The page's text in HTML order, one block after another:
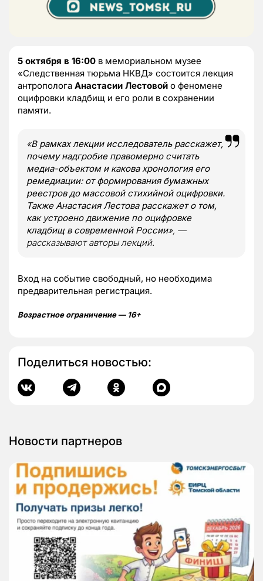
5 октября в 16:00 в мемориальном музее
«Следственная тюрьма НКВД» состоится лекция
антрополога Анастасии Лестовой о феномене
оцифровки кладбищ и его роли в сохранении
памяти.
«В рамках лекции исследователь расскажет,
почему надгробие правомерно считать
медиа-объектом и какова хронология его
ремедиации: от формирования бумажных
реестров до массовой стихийной оцифровки.
Также Анастасия Лестова расскажет о том,
как устроено движение по оцифровке
кладбищ в современной России», —
рассказывают авторы лекций.
Вход на событие свободный, но необходима
предварительная регистрация.
Возрастное ограничение — 16+
Поделиться новостью:
Новости партнеров